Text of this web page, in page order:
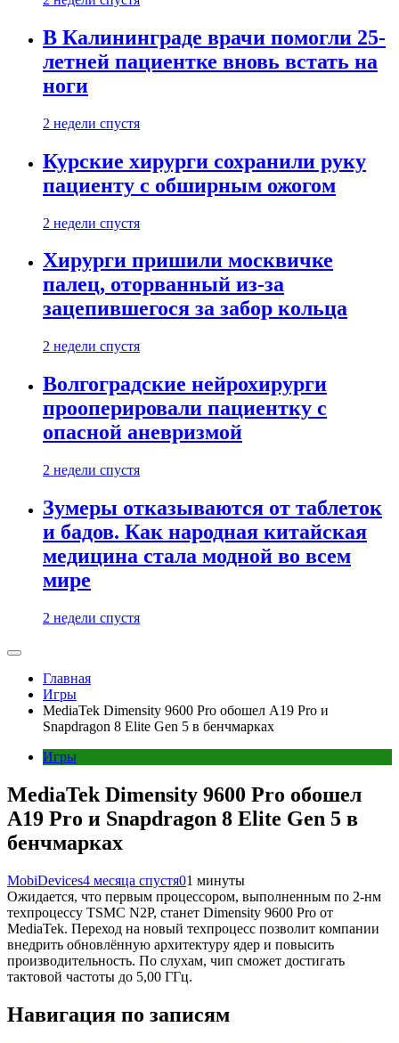
В Калининграде врачи помогли 25-
летней пациентке вновь встать на
ноги
2 недели спустя
Курские хирурги сохранили руку
пациенту с обширным ожогом
2 недели спустя
Хирурги пришили москвичке
палец, оторванный из-за
зацепившегося за забор кольца
2 недели спустя
Волгоградские нейрохирурги
прооперировали пациентку с
опасной аневризмой
2 недели спустя
Зумеры отказываются от таблеток
и бадов. Как народная китайская
медицина стала модной во всем
мире
2 недели спустя
Главная
Игры
MediaTek Dimensity 9600 Pro обошел A19 Pro и
Snapdragon 8 Elite Gen 5 в бенчмарках
Игры
MediaTek Dimensity 9600 Pro обошел
A19 Pro и Snapdragon 8 Elite Gen 5 в
бенчмарках
MobiDevices4 месяца спустя01 минуты
Ожидается, что первым процессором, выполненным по 2-нм
техпроцессу TSMC N2P, станет Dimensity 9600 Pro от
MediaTek. Переход на новый техпроцесс позволит компании
внедрить обновлённую архитектуру ядер и повысить
производительность. По слухам, чип сможет достигать
тактовой частоты до 5,00 ГГц.
Навигация по записям